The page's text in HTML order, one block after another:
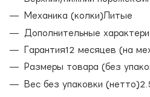
Механика (колки)Литые
Дополнительные
Гарантия12 месяцев (на
Размеры товара (без
Вес без упаковки